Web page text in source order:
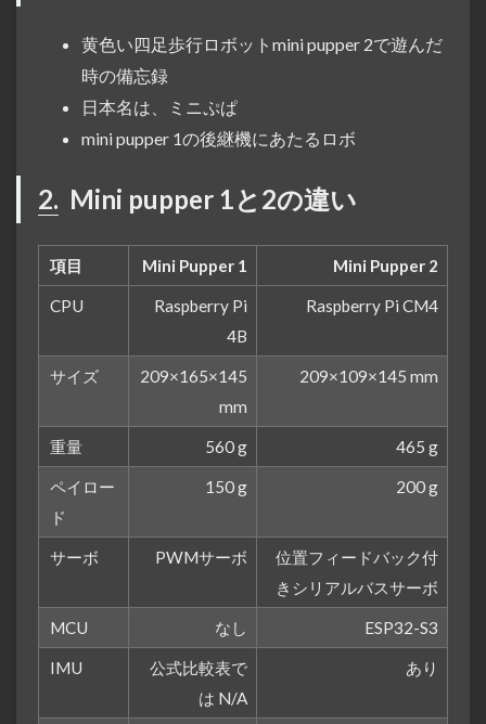
黄色い四足歩行ロボットmini pupper 2で遊んだ
時の備忘録
日本名は、ミニぷぱ
mini pupper 1の後継機にあたるロボ
2. Mini pupper 1と2の違い
項目 Mini Pupper 1 Mini Pupper 2
CPU
Raspberry Pi
4B
Raspberry Pi CM4
サイズ
209×165×145
mm
209×109×145 mm
重量 560 g 465 g
ペイロー
ド
150 g 200 g
サーボ PWMサーボ
位置フィードバック付
きシリアルバスサーボ
MCU なし ESP32-S3
IMU
公式比較表で
は N/A
あり